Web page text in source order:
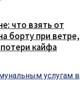
что взять от
борту при ветре,
кайфа